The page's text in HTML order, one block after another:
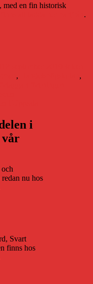
med en fin historisk
.
,
,
i
vår
nu hos
Svart
finns hos